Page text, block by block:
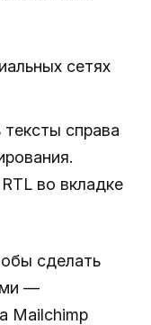
справа
во вкладке
сделать
—
Mailchimp